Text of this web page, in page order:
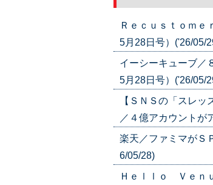
Ｒｅｃｕｓｔｏｍｅ
5月28日号）('26/05/
イーシーキューブ／
5月28日号）('26/05/
【ＳＮＳの「スレ
／４億アカウントが
楽天／ファミマがＳ
6/05/28)
Ｈｅｌｌｏ Ｖｅｎ